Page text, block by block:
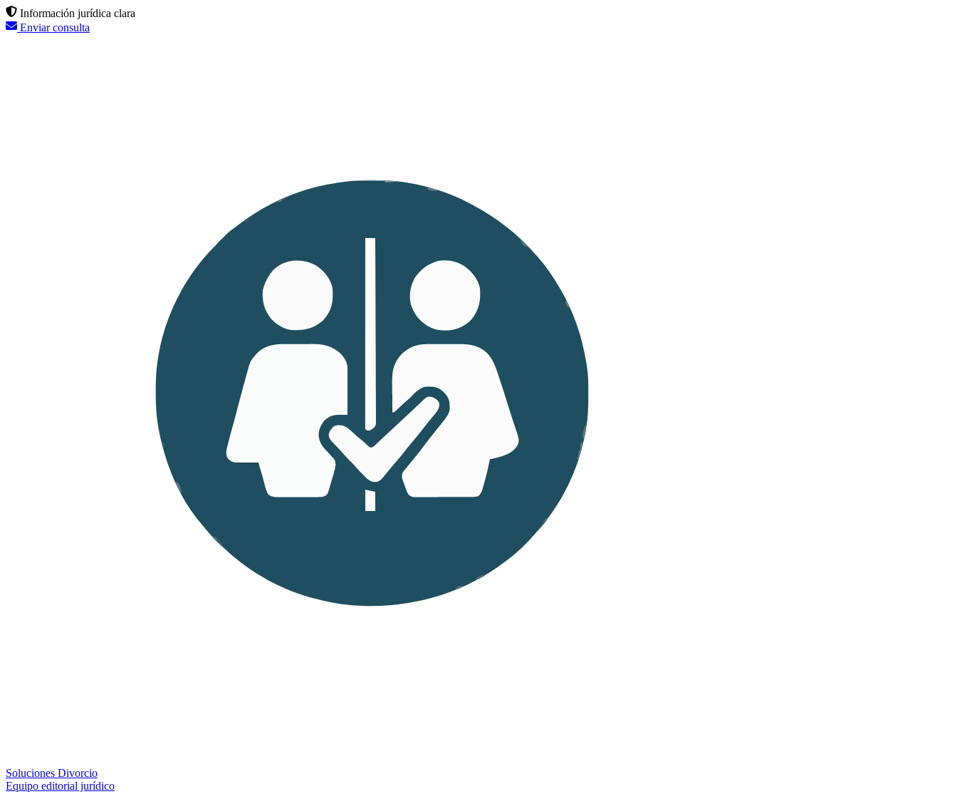
Información jurídica clara
Enviar consulta
Soluciones Divorcio
Equipo editorial jurídico